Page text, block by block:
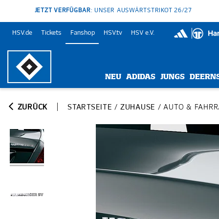
JETZT VERFÜGBAR: UNSER AUSWÄRTSTRIKOT 26/27
HSV.de Tickets Fanshop HSV.tv HSV e.V.
NEU ADIDAS JUNGS
ZURÜCK STARTSEITE / ZUHAUSE / AUTO &